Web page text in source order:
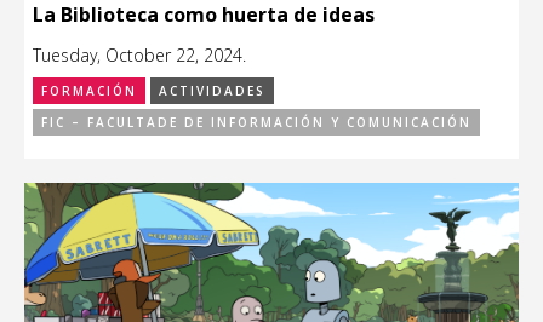
La Biblioteca como huerta de ideas
Tuesday, October 22, 2024.
FORMACIÓN
ACTIVIDADES
FIC – FACULTADE DE INFORMACIÓN Y COMUNICACIÓN